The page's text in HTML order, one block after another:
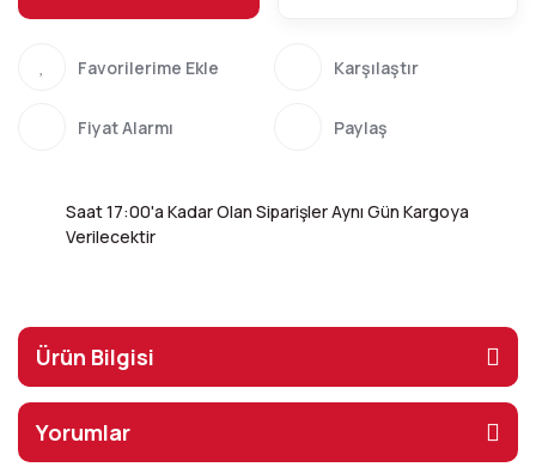
Karşılaştır
Fiyat Alarmı Paylaş
Saat 17:00'a Kadar Olan Siparişler Aynı Gün Kargoya
Verilecektir
Ürün Bilgisi
Yorumlar